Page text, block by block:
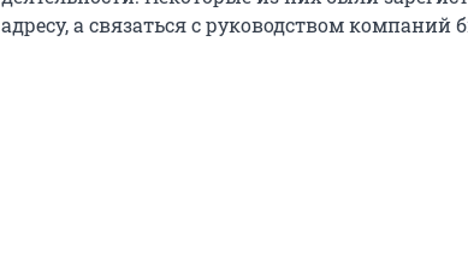
адресу, а связаться с руководством